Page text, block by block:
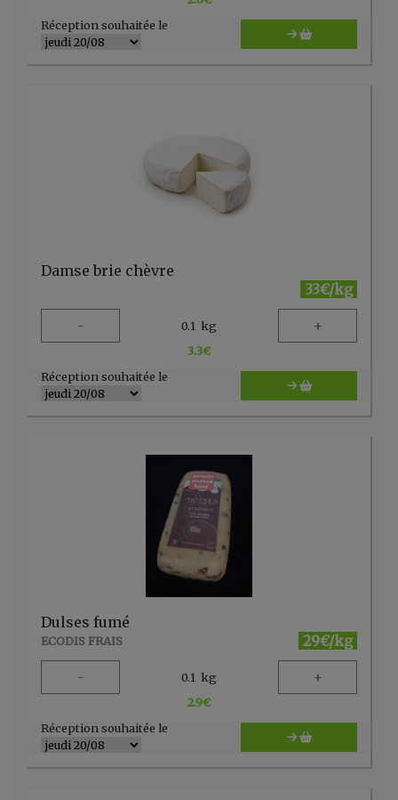
Réception souhaitée le
Damse brie chèvre
33€/kg
- 0.1 kg +
3.3€
Réception souhaitée le
Dulses fumé
ECODIS FRAIS 29€/kg
- 0.1 kg +
2.9€
Réception souhaitée le